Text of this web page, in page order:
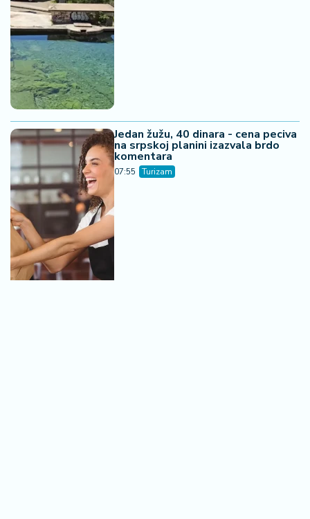
Jedan žužu, 40 dinara - cena peciva
na srpskoj planini izazvala brdo
komentara
07:55 Turizam